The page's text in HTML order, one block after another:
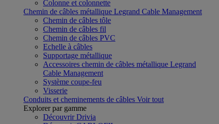
Colonne et colonnette
Chemin de câbles métallique Legrand Cable Management
Chemin de câbles tôle
Chemin de câbles fil
Chemin de câbles PVC
Echelle à câbles
Supportage métallique
Accessoires chemin de câbles métallique Legrand
Cable Management
Système coupe-feu
Visserie
Conduits et cheminements de câbles Voir tout
Explorer par gamme
Découvrir Drivia